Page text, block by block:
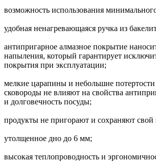
возможность использования
удобная ненагревающаяся ручка из
антипригарное алмазное покрытие
напыления, который гарантирует
покрытия при эксплуатации;
мелкие царапины и небольшие
сковороды не влияют на свойства
и долговечность посуды;
продукты не пригорают и сохраняют свой
утолщенное дно до 6 мм;
высокая теплопроводность и